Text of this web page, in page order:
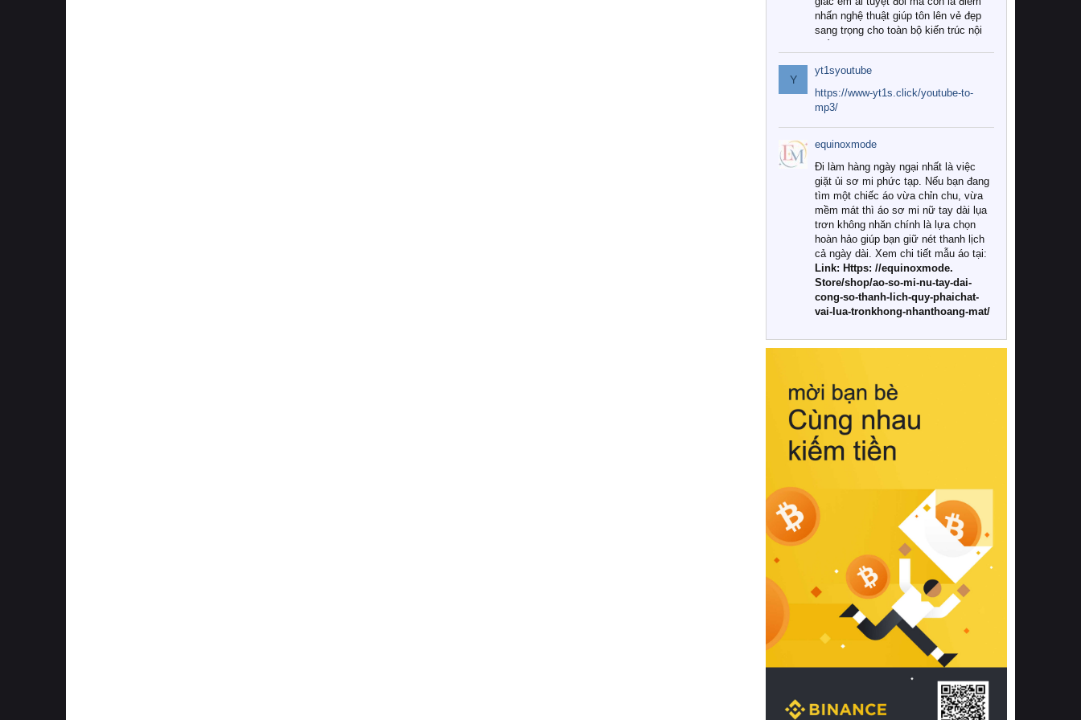
nhấn nghệ thuật giúp tôn lên vẻ đẹp
sang trọng cho toàn bộ kiến trúc nội
Tuy nhiên, giữa thị trường đa dạng
với vô vàn thương hiệu và mẫu mã
như hiện nay, làm thế nào để chọn
được những bộ chăn ga gối đệm cao
cấp thực sự chất lượng, phù hợp với
khí hậu và nhu cầu sử dụng của gia
đình? Hãy cùng chúng tôi đi tìm lời
giải đáp chi tiết qua bài viết dưới đây.
1. Tại sao các gia đình hiện đại lại ưa
chuộng chăn ga gối đệm cao cấp?
Khác với các dòng sản phẩm thông
thường, những bộ chăn ga gối đệm
cao cấp trải qua quy trình sản xuất
nghiêm ngặt từ khâu chọn lọc nguyên
liệu tự nhiên đến công nghệ dệt
nhuộm hiện đại không chứa hóa chất
này, bạn sẽ cảm nhận rõ rệt sự khác
hồi chuẩn xác của phần đệm nâng đỡ
cột sống.
Bên cạnh đó, việc lựa chọn các dòng
sản phẩm đạt chuẩn chất lượng quốc
tế còn giúp ngăn ngừa tình trạng kích
khuẩn và nấm mốc trong điều kiện
thời tiết nóng ẩm. Bạn có thể tìm hiểu
thêm các nghiên cứu khoa học về tác
động của giấc ngủ và môi trường
phòng ngủ đối với sức khỏe con
người tại Sleep Foundation (External
Link) để có cái nhìn toàn diện hơn.
2. Các tiêu chí vàng khi lựa chọn
chăn ga gối đệm cao cấp cho phòng
ngủ
Để sở hữu một bộ chăn ga gối đệm
cao cấp hoàn hảo cả về thẩm mỹ lẫn
công năng, người tiêu dùng cần cân
nhắc kỹ lưỡng các tiêu chí quan trọng
Y
yt1syoutube
https://www-yt1s.click/youtube-to-
mp3/
equinoxmode
Đi làm hàng ngày ngại nhất là việc
giặt ủi sơ mi phức tạp. Nếu bạn đang
tìm một chiếc áo vừa chỉn chu, vừa
mềm mát thì áo sơ mi nữ tay dài lụa
trơn không nhăn chính là lựa chọn
hoàn hảo giúp bạn giữ nét thanh lịch
cả ngày dài. Xem chi tiết mẫu áo tại:
Link: Https: //equinoxmode.
Store/shop/ao-so-mi-nu-tay-dai-
cong-so-thanh-lich-quy-phaichat-
vai-lua-tronkhong-nhanthoang-mat/